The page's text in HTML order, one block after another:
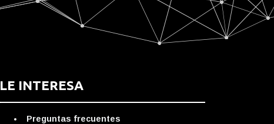
LE INTERESA
Preguntas frecuentes